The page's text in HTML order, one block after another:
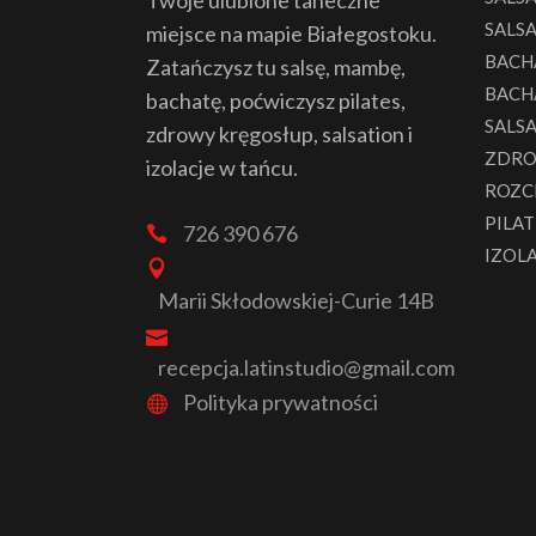
miejsce na mapie Białegostoku.
Zatańczysz tu salsę, mambę,
bachatę, poćwiczysz pilates,
zdrowy kręgosłup, salsation i
izolacje w tańcu.
726 390 676
Marii Skłodowskiej-Curie 14B
recepcja.latinstudio@gmail.com
Polityka prywatności